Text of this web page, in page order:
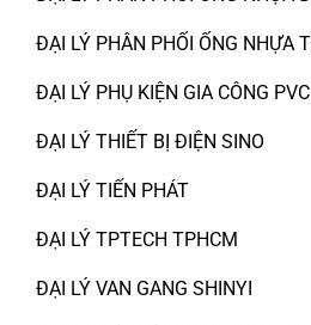
ĐẠI LÝ PHÂN PHỐI ỐNG NHỰA
ĐẠI LÝ PHỤ KIỆN GIA CÔNG PVC
ĐẠI LÝ THIẾT BỊ ĐIỆN SINO
ĐẠI LÝ TIẾN PHÁT
ĐẠI LÝ TPTECH TPHCM
ĐẠI LÝ VAN GANG SHINYI